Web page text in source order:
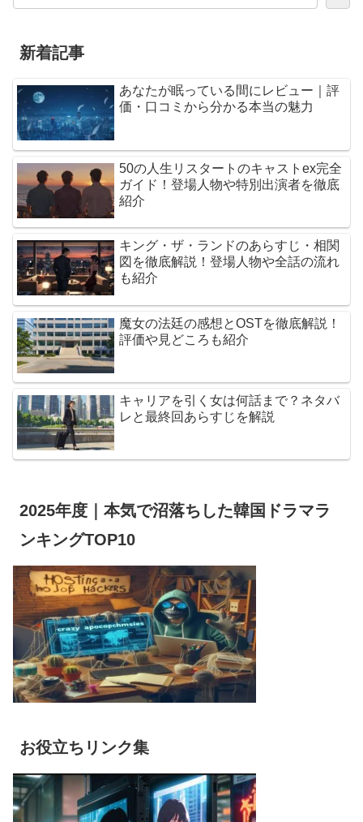
新着記事
あなたが眠っている間にレビュー｜評
価・口コミから分かる本当の魅力
50の人生リスタートのキャストex完全
ガイド！登場人物や特別出演者を徹底
紹介
キング・ザ・ランドのあらすじ・相関
図を徹底解説！登場人物や全話の流れ
も紹介
魔女の法廷の感想とOSTを徹底解説！
評価や見どころも紹介
キャリアを引く女は何話まで？ネタバ
レと最終回あらすじを解説
2025年度｜本気で沼落ちした韓国ドラマラ
ンキングTOP10
お役立ちリンク集